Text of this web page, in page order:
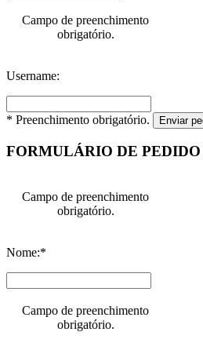
Campo de preenchimento
obrigatório.
Username:
* Preenchimento obrigatório. Enviar
FORMULÁRIO DE
Campo de preenchimento
obrigatório.
Nome:*
Campo de preenchimento
obrigatório.